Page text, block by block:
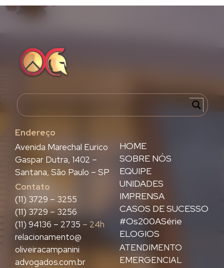
Endereço
HOME
SOBRE NÓS
EQUIPE
UNIDADES
IMPRENSA
CASOS DE SUCESSO
#Os200ASérie
ELOGIOS
ATENDIMENTO
EMERGENCIAL
Avenida Marechal Eurico
Gaspar Dutra, 1402 –
Santana, São Paulo – SP
Contato
(11) 3729 – 3255
(11) 3729 – 3256
(11) 94136 – 2735 – 24h
relacionamento@
oliveiracampanini
advogados.com.br